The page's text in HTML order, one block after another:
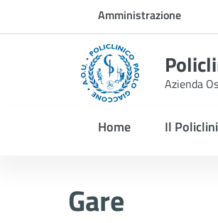
Skip to Main ContentAmministrazione
trasparente
Azienda
Home Il
Gare